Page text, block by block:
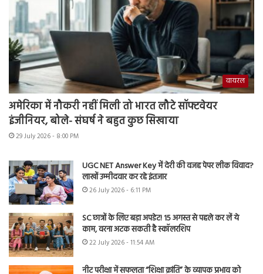
वायरल
अमेरिका में नौकरी नहीं मिली तो भारत लौटे सॉफ्टवेयर
इंजीनियर, बोले- संघर्ष ने बहुत कुछ सिखाया
29 July 2026 - 8:00 PM
UGC NET Answer Key में देरी की वजह पेपर लीक विवाद?
लाखों उम्मीदवार कर रहे इंतजार
26 July 2026 - 6:11 PM
SC छात्रों के लिए बड़ा अपडेट! 15 अगस्त से पहले कर लें ये
काम, वरना अटक सकती है स्कॉलरशिप
22 July 2026 - 11:54 AM
नीट परीक्षा में सफलता “शिक्षा क्रांति” के व्यापक प्रभाव को